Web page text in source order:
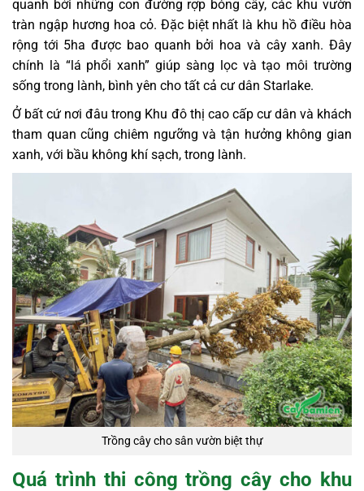
quanh bởi những con đường rợp bóng cây, các khu vườn
tràn ngập hương hoa cỏ. Đặc biệt nhất là khu hồ điều hòa
rộng tới 5ha được bao quanh bởi hoa và cây xanh. Đây
chính là “lá phổi xanh” giúp sàng lọc và tạo môi trường
sống trong lành, bình yên cho tất cả cư dân Starlake.
Ở bất cứ nơi đâu trong Khu đô thị cao cấp cư dân và khách
tham quan cũng chiêm ngưỡng và tận hưởng không gian
xanh, với bầu không khí sạch, trong lành.
Trồng cây cho sân vườn biệt thự
Quá trình thi công trồng cây cho khu